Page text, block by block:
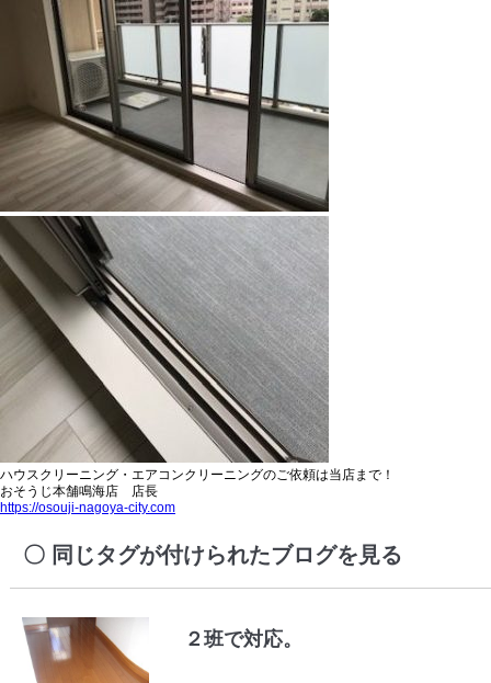
ハウスクリーニング・エアコンクリーニングのご依頼は当店まで！
おそうじ本舗鳴海店 店長
https://osouji-nagoya-city.com
同じタグが付けられたブログを見る
２班で対応。